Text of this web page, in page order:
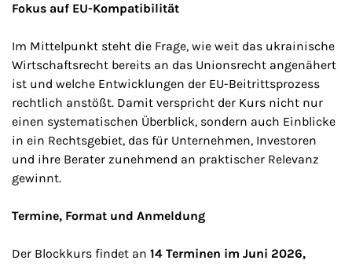
Fokus auf EU-Kompatibilität
Im Mittelpunkt steht die Frage, wie weit das ukrainische
Wirtschaftsrecht bereits an das Unionsrecht angenähert
ist und welche Entwicklungen der EU-Beitrittsprozess
rechtlich anstößt. Damit verspricht der Kurs nicht nur
einen systematischen Überblick, sondern auch Einblicke
in ein Rechtsgebiet, das für Unternehmen, Investoren
und ihre Berater zunehmend an praktischer Relevanz
gewinnt.
Termine, Format und Anmeldung
Der Blockkurs findet an 14 Terminen im Juni 2026,